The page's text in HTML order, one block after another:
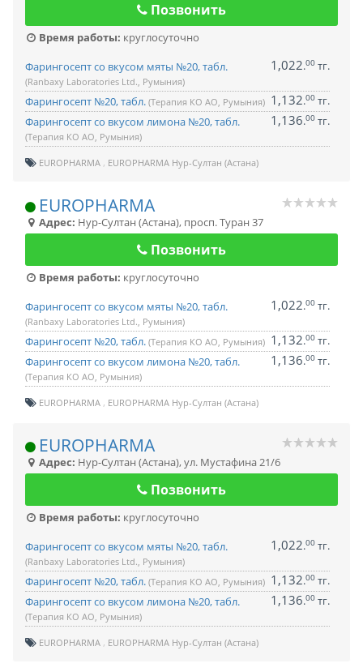
Позвонить
Время работы: круглосуточно
Фарингосепт со вкусом мяты №20, табл.
(Ranbaxy Laboratories Ltd., Румыния)
1,022.00 тг.
Фарингосепт №20, табл. (Терапия КО АО, Румыния) 1,132.00 тг.
Фарингосепт со вкусом лимона №20, табл.
(Терапия КО АО, Румыния)
1,136.00 тг.
EUROPHARMA EUROPHARMA Нур-Султан (Астана)
EUROPHARMA
Адрес: Нур-Султан (Астана), просп. Туран 37
Позвонить
Время работы: круглосуточно
Фарингосепт со вкусом мяты №20, табл.
(Ranbaxy Laboratories Ltd., Румыния)
1,022.00 тг.
Фарингосепт №20, табл. (Терапия КО АО, Румыния) 1,132.00 тг.
Фарингосепт со вкусом лимона №20, табл.
(Терапия КО АО, Румыния)
1,136.00 тг.
EUROPHARMA EUROPHARMA Нур-Султан (Астана)
EUROPHARMA
Адрес: Нур-Султан (Астана),ул. Мустафина 21/6
Позвонить
Время работы: круглосуточно
Фарингосепт со вкусом мяты №20, табл.
(Ranbaxy Laboratories Ltd., Румыния)
1,022.00 тг.
Фарингосепт №20, табл. (Терапия КО АО, Румыния) 1,132.00 тг.
Фарингосепт со вкусом лимона №20, табл.
(Терапия КО АО, Румыния)
1,136.00 тг.
EUROPHARMA EUROPHARMA Нур-Султан (Астана)